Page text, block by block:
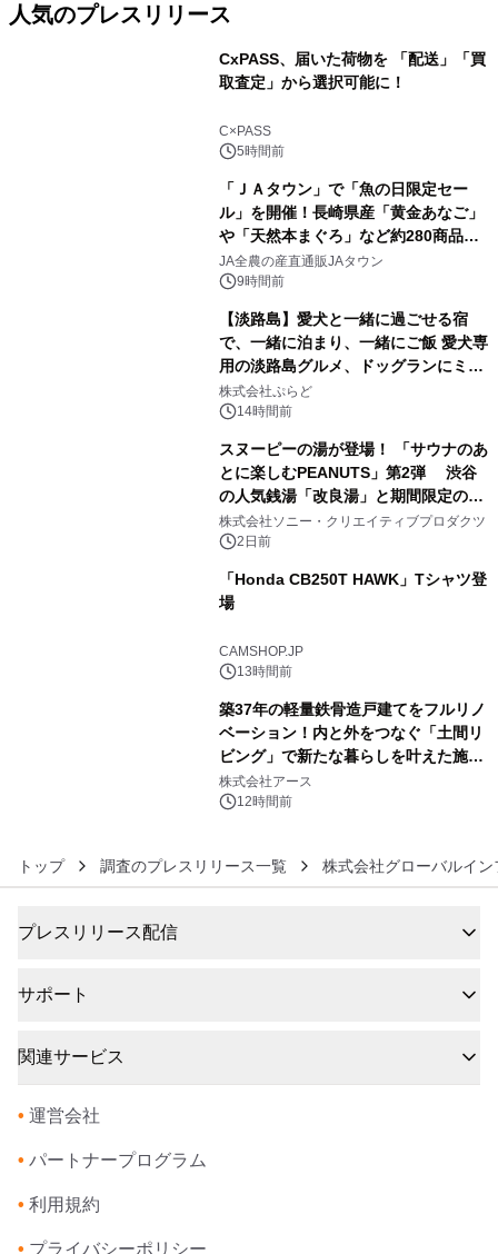
人気のプレスリリース
CxPASS、届いた荷物を 「配送」「買
取査定」から選択可能に！
C×PASS
5時間前
「ＪＡタウン」で「魚の日限定セー
ル」を開催！長崎県産「黄金あなご」
や「天然本まぐろ」など約280商品を
販売！～毎月１０日の定例企画～
JA全農の産直通販JAタウン
9時間前
【淡路島】愛犬と一緒に過ごせる宿
で、一緒に泊まり、一緒にご飯 愛犬専
用の淡路島グルメ、ドッグランにミニ
プール グランピングとトレーラーハウ
スの2施設で
株式会社ぷらど
14時間前
スヌーピーの湯が登場！ 「サウナのあ
とに楽しむPEANUTS」第2弾 渋谷
の人気銭湯「改良湯」と期間限定のコ
ラボレーション サウナイキタイコラ
ボグッズも発売決定！
株式会社ソニー・クリエイティブプロダクツ
2日前
「Honda CB250T HAWK」Tシャツ登
場
CAMSHOP.JP
13時間前
築37年の軽量鉄骨造戸建てをフルリノ
ベーション！内と外をつなぐ「土間リ
ビング」で新たな暮らしを叶えた施工
事例を株式会社アースが公開
株式会社アース
12時間前
トップ 調査のプレスリリース一覧 株式会社グローバルイ
プレスリリース配信
サポート
関連サービス
• 運営会社
• パートナープログラム
• 利用規約
• プライバシーポリシー